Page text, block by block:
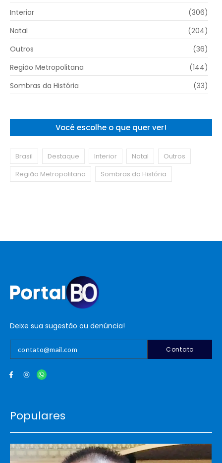
Interior
(306)
Natal
(204)
Outros
(36)
Região Metropolitana
(144)
Sombras da História
(33)
Você escolhe o que quer ver!
Brasil Destaque Interior Natal
Outros
Região Metropolitana
Sombras da História
Deixe sua sugestão ou denúncia!
Contato
Populares